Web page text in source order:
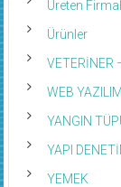
Üreten
Ürünler
VETERİNER
WEB YAZILIM
YANGIN
YAPI
YEMEK